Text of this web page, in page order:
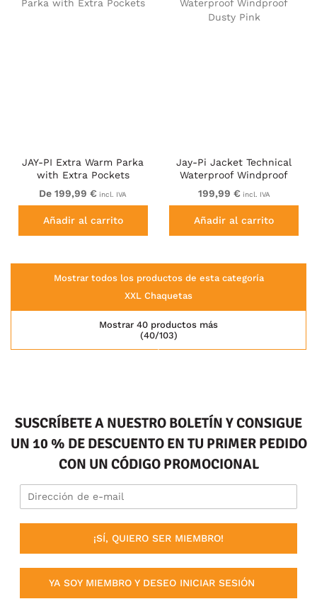
JAY-PI Extra Warm Parka
with Extra Pockets
De 199,99 € incl. IVA
Añadir al carrito
Jay-Pi Jacket Technical
Waterproof Windproof
Dusty Pink
199,99 € incl. IVA
Añadir al carrito
Mostrar todos los productos de esta categoría
XXL Chaquetas
(40/103)
Mostrar 40 productos más
SUSCRÍBETE A NUESTRO BOLETÍN Y CONSIGUE
UN 10 % DE DESCUENTO EN TU PRIMER PEDIDO
CON UN CÓDIGO PROMOCIONAL
¡SÍ, QUIERO SER MIEMBRO!
YA SOY MIEMBRO Y DESEO INICIAR SESIÓN